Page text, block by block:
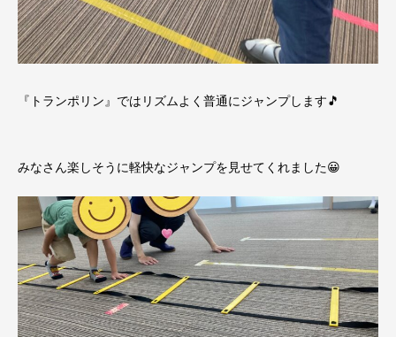
『トランポリン』ではリズムよく普通にジャンプします🎵
みなさん楽しそうに軽快なジャンプを見せてくれました😀